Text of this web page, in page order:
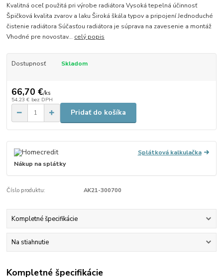
Kvalitná oceľ použitá pri výrobe radiátora Vysoká tepelná účinnosť
Špičková kvalita zvarov a laku Široká škála typov a pripojení Jednoduché
čistenie radiátora Súčasťou radiátora je súprava na zavesenie a montáž
Vhodné pre novostav... celý popis
Dostupnosť Skladom
66,70 €/ks
54,23 € bez DPH
Pridať do košíka
Splátková kalkulačka
Nákup na splátky
Číslo produktu: AK21-300700
Kompletné špecifikácie
Na stiahnutie
Kompletné špecifikácie